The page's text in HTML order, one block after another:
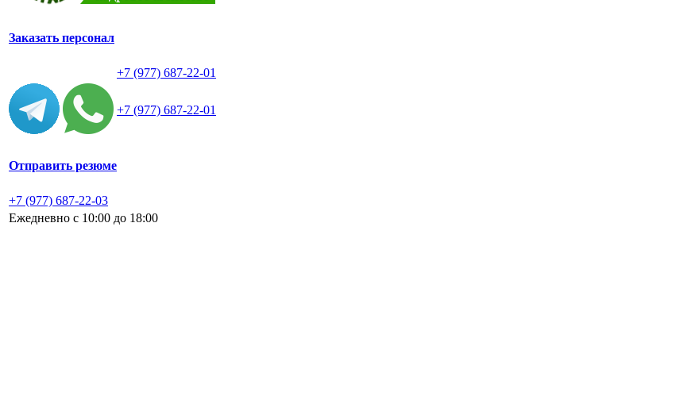
Заказать персонал
+7 (977) 687-22-01
+7 (977) 687-22-01
Отправить резюме
+7 (977) 687-22-03
Ежедневно с 10:00 до 18:00